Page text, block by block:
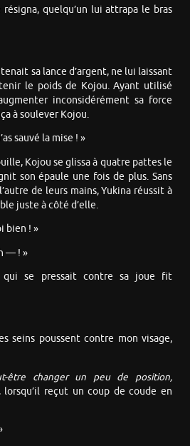
quelqu’un lui attrapa le bras
sa lance d’argent, ne lui laissant
le poids de Kojou. Ayant utilisé
inconsidérément sa force
à soulever Kojou.
sauvé la mise ! »
Kojou se glissa à quatre pattes le
son épaule une fois de plus. Sans
de leurs mains, Yukina réussit à
juste à côté d’elle.
bien ! »
— ! »
qui se pressait contre sa joue fit
seins poussent contre mon visage,
être changer un peu de position,
lorsqu’il reçut un coup de coude en